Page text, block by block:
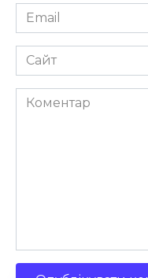
Email
*
Сайт
Коментар